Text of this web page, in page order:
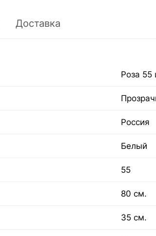
Доставка
Роза 55
Россия
Белый
55
80 см.
35 см.